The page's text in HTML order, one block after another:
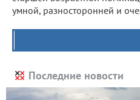
умной, разносторонней и
Последние новости